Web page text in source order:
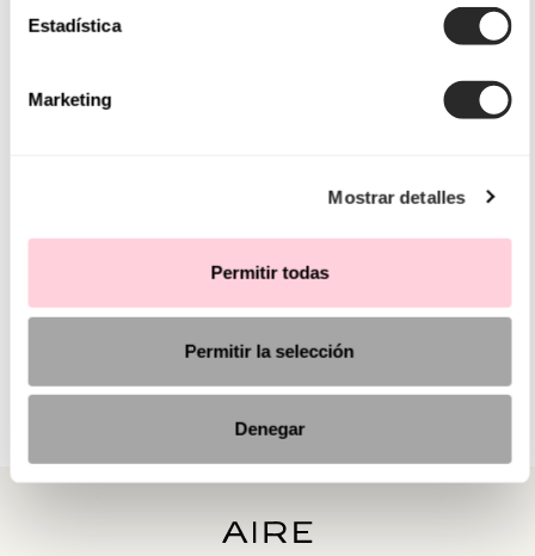
Estadística
Marketing
Mostrar detalles
Permitir todas
Permitir la selección
Denegar